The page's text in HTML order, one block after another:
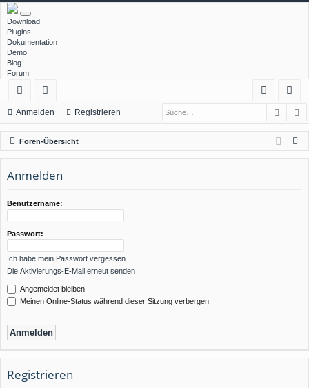
Download
Plugins
Dokumentation
Demo
Blog
Forum
ch
ne
llz
ug
f
or
en
m
el
ist
rie
Anmelden Registrieren
Foren-Übersicht
Anmelden
Benutzername:
Passwort:
Ich habe mein Passwort vergessen
Die Aktivierungs-E-Mail erneut senden
Angemeldet bleiben
Meinen Online-Status während dieser Sitzung verbergen
Registrieren